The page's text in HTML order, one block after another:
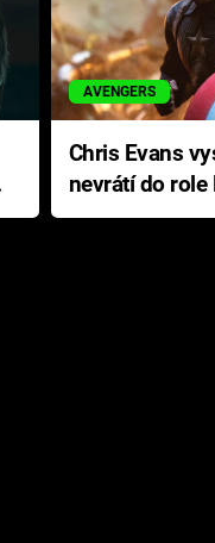
AVENGERS
Chris Evans
nevrátí do role
Ameriky